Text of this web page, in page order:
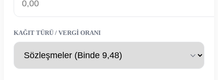
KAĞIT TÜRÜ / VERGI ORANI